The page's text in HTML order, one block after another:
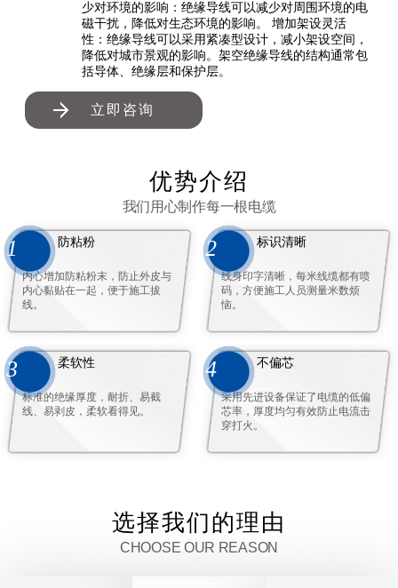
少对环境的影响：绝缘导线可以减少对周围环境的电
磁干扰，降低对生态环境的影响。 增加架设灵活
性：绝缘导线可以采用紧凑型设计，减小架设空间，
降低对城市景观的影响。架空绝缘导线的结构通常包
括导体、绝缘层和保护层。
立即咨询
优势介绍
我们用心制作每一根电缆
1 防粘粉
内心增加防粘粉末，防止外皮与
内心黏贴在一起，便于施工拔
线。
2 标识清晰
线身印字清晰，每米线缆都有喷
码，方便施工人员测量米数烦
恼。
3 柔软性
标准的绝缘厚度，耐折、易截
线、易剥皮，柔软看得见。
4 不偏芯
采用先进设备保证了电缆的低偏
芯率，厚度均匀有效防止电流击
穿打火。
选择我们的理由
CHOOSE OUR REASON